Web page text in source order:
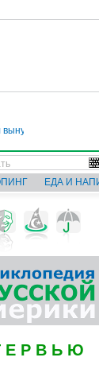
посадку
ВЕСТИ ИЗ
ЕДА И
Е Р В Ь Ю